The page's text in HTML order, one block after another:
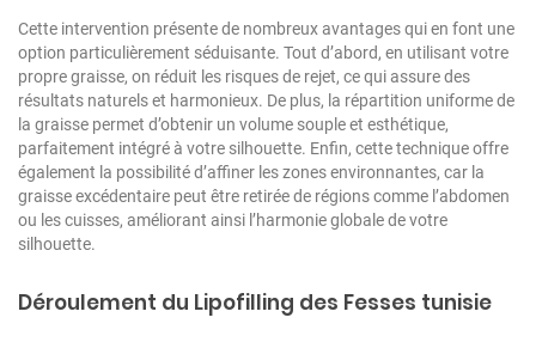
Cette intervention présente de nombreux avantages qui en font une
option particulièrement séduisante. Tout d’abord, en utilisant votre
propre graisse, on réduit les risques de rejet, ce qui assure des
résultats naturels et harmonieux. De plus, la répartition uniforme de
la graisse permet d’obtenir un volume souple et esthétique,
parfaitement intégré à votre silhouette. Enfin, cette technique offre
également la possibilité d’affiner les zones environnantes, car la
graisse excédentaire peut être retirée de régions comme l’abdomen
ou les cuisses, améliorant ainsi l’harmonie globale de votre
silhouette.
Déroulement du Lipofilling des Fesses tunisie